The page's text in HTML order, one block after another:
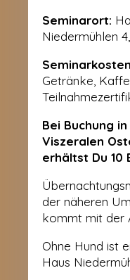
Seminarort:
Niedermühlen
Getränke,
Bei Buchung
Viszeralen
erhältst Du 10
der näheren
kommt mit der
Ohne Hund ist
Haus